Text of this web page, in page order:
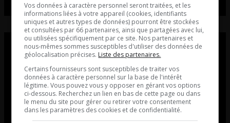
Vos données à caractère personnel seront traitées, et les
informations liées à votre appareil (cookies, identifiants
uniques et autres types de données) pourront être stockées
et consultées par 66 partenaires, ainsi que partagées avec lui,
ou utilisées spécifiquement par ce site. Nos partenaires et
nous-mêmes sommes susceptibles d'utiliser des données de
géolocalisation précises. Liste des partenaires.
Certains fournisseurs sont susceptibles de traiter vos
données à caractère personnel sur la base de l'intérêt
légitime. Vous pouvez vous y opposer en gérant vos options
ci-dessous. Recherchez un lien en bas de cette page ou dans
le menu du site pour gérer ou retirer votre consentement
dans les paramètres des cookies et de confidentialité.